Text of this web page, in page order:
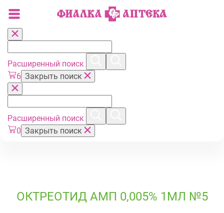
Расширенный поиск
6 Закрыть поиск
Расширенный поиск
0 Закрыть поиск
ОКТРЕОТИД АМП 0,005% 1МЛ №5